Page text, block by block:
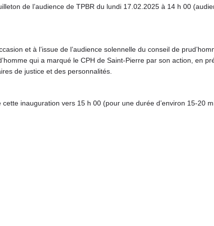
de l’audience de TPBR du lundi 17.02.2025 à 14 h 00
et à l’issue de l’audience solennelle du conseil de
qui a marqué le CPH de Saint-Pierre par son action, en
de justice et des personnalités.
inauguration vers 15 h 00 (pour une durée d’environ 15-20